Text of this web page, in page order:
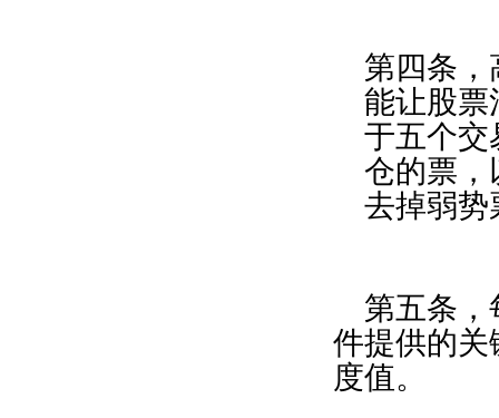
第四条，
能让股票
于五个交
仓的票，
去掉弱势
第五条，
件提供的关
度值。